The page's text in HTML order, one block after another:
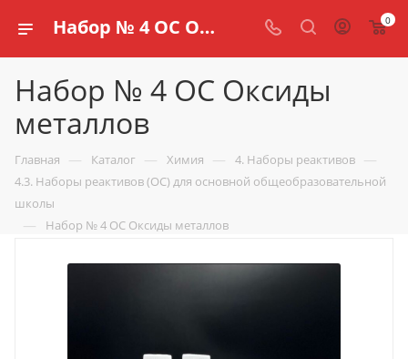
Набор № 4 ОС Оксиды металлов купить по доступной цене в интернет магазине schools.ru 0
Набор № 4 ОС Оксиды
металлов
Главная — Каталог — Химия — 4. Наборы реактивов —
4.3. Наборы реактивов (ОС) для основной общеобразовательной
школы
— Набор № 4 ОС Оксиды металлов